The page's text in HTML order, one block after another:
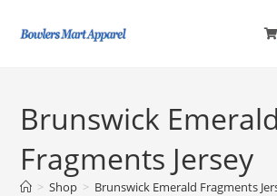
Brunswick Emerald
Fragments Jersey
> Shop > Brunswick Emerald Fragments